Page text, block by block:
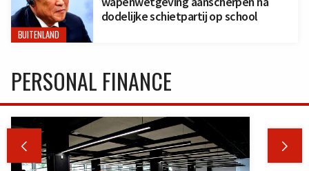
BUITENLAND
dodelijke schietpartij op school
PERSONAL FINANCE
 